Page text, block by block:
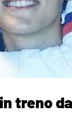
treno